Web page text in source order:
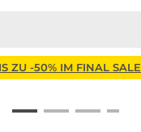
ZU -50% IM FINAL SALE